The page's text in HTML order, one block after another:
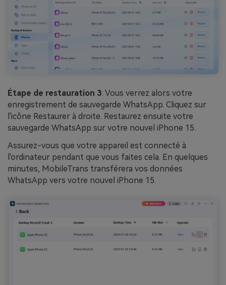
Étape de restauration 3: Vous verrez alors votre
enregistrement de sauvegarde WhatsApp. Cliquez sur
l'icône Restaurer à droite. Restaurez ensuite votre
sauvegarde WhatsApp sur votre nouvel iPhone 15.
Assurez-vous que votre appareil est connecté à
l'ordinateur pendant que vous faites cela. En quelques
minutes, MobileTrans transférera vos données
WhatsApp vers votre nouvel iPhone 15.